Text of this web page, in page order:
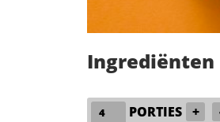
Ingrediënten
PORTIES +